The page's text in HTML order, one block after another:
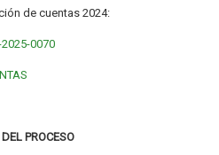
de cuentas 2024:
2025-0070
PROCESO